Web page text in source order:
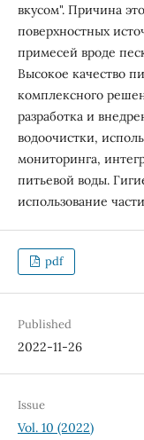
вкусом". Причина
поверхностных
примесей вроде
Высокое качество
комплексного
разработка и
водоочистки,
мониторинга,
питьевой воды.
использование
pdf
Published
2022-11-26
Issue
Vol. 10 (2022)